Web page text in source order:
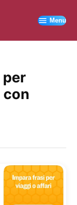
Menu
per
con